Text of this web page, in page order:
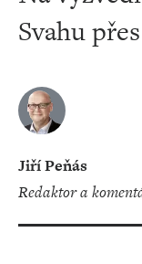
Svahu
Jiří Peňás
redaktor a